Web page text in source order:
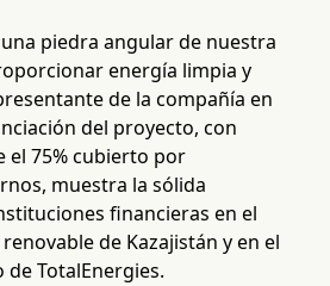
piedra angular de nuestra
energía limpia y
de la compañía en
del proyecto, con
el 75% cubierto por
muestra la sólida
financieras en el
de Kazajistán y en el
TotalEnergies.